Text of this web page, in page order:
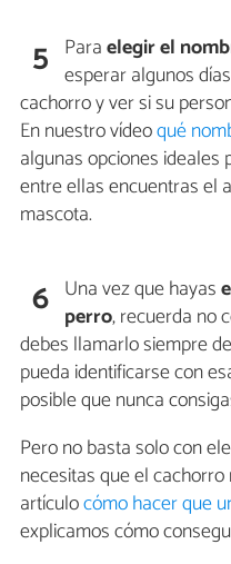
5 Paraelegir el
esperar algunos
cachorro y ver si su
En nuestro vídeoqué
algunas opciones ideales
entre ellas encuentras el
mascota.
6 Una vez que hayas
perro, recuerda no
debes llamarlo siempre
pueda identificarse con
posible que nunca
Pero no basta solo con
necesitas que el
artículocómo hacer que
explicamos cómo